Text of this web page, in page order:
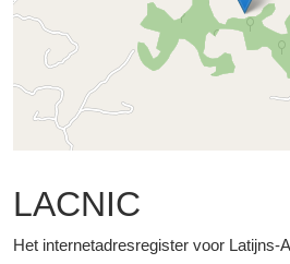
LACNIC
Het internetadresregister voor Latijns-